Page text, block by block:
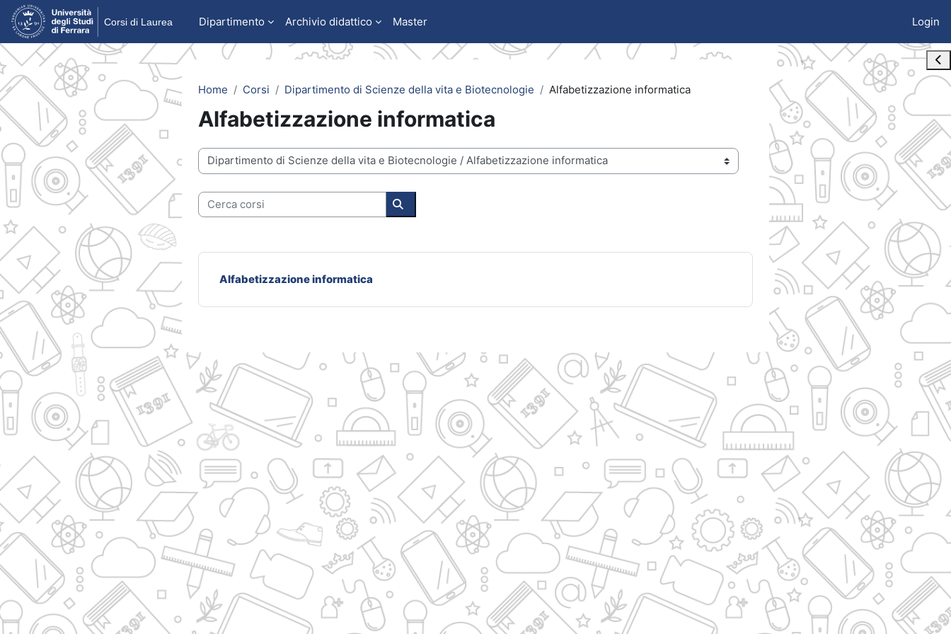
Vai al contenuto principale
Dipartimento
Archivio didattico Master Login
Home Corsi Dipartimento di Scienze della vita e Biotecnologie Alfabetizzazione informatica
Alfabetizzazione informatica
Categorie di corso
Cerca corsi
Cerca corsi
Alfabetizzazione informatica